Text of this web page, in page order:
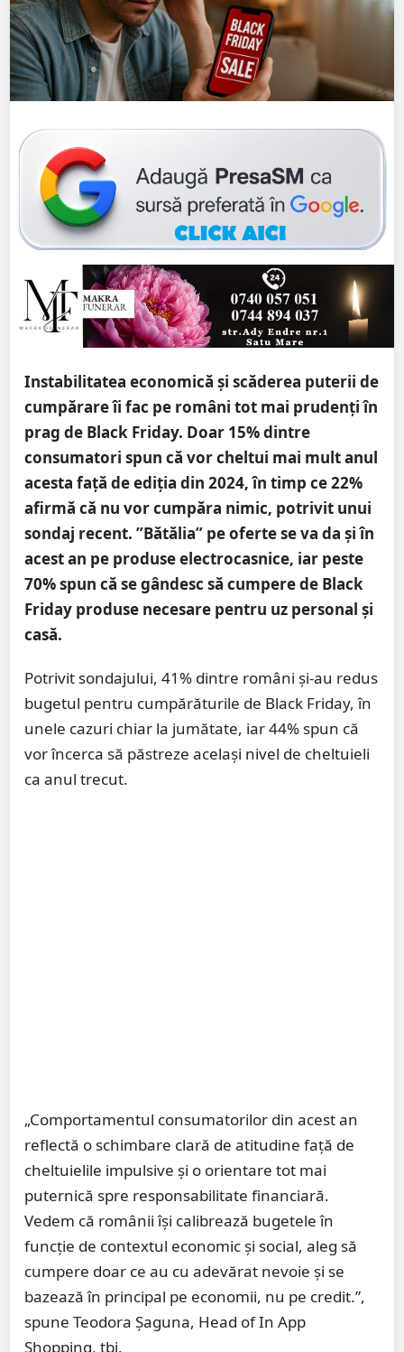
Instabilitatea economică şi scăderea puterii de
cumpărare îi fac pe români tot mai prudenţi în
prag de Black Friday. Doar 15% dintre
consumatori spun că vor cheltui mai mult anul
acesta faţă de ediţia din 2024, în timp ce 22%
afirmă că nu vor cumpăra nimic, potrivit unui
sondaj recent. ”Bătălia” pe oferte se va da și în
acest an pe produse electrocasnice, iar peste
70% spun că se gândesc să cumpere de Black
Friday produse necesare pentru uz personal și
casă.
Potrivit sondajului, 41% dintre români şi-au redus
bugetul pentru cumpărăturile de Black Friday, în
unele cazuri chiar la jumătate, iar 44% spun că
vor încerca să păstreze acelaşi nivel de cheltuieli
ca anul trecut.
„Comportamentul consumatorilor din acest an
reflectă o schimbare clară de atitudine faţă de
cheltuielile impulsive şi o orientare tot mai
puternică spre responsabilitate financiară.
Vedem că românii îşi calibrează bugetele în
funcţie de contextul economic şi social, aleg să
cumpere doar ce au cu adevărat nevoie şi se
bazează în principal pe economii, nu pe credit.”,
spune Teodora Şaguna, Head of In App
Shopping, tbi.